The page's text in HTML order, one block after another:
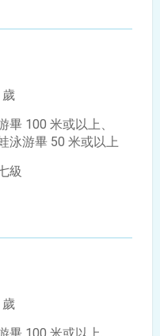
畢 100 米或以上、
泳游畢 50 米或以上
級